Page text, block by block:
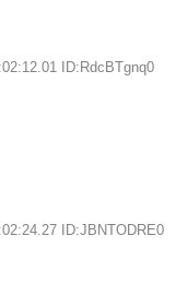
ID:RdcBTgnq0
ID:JBNTODRE0